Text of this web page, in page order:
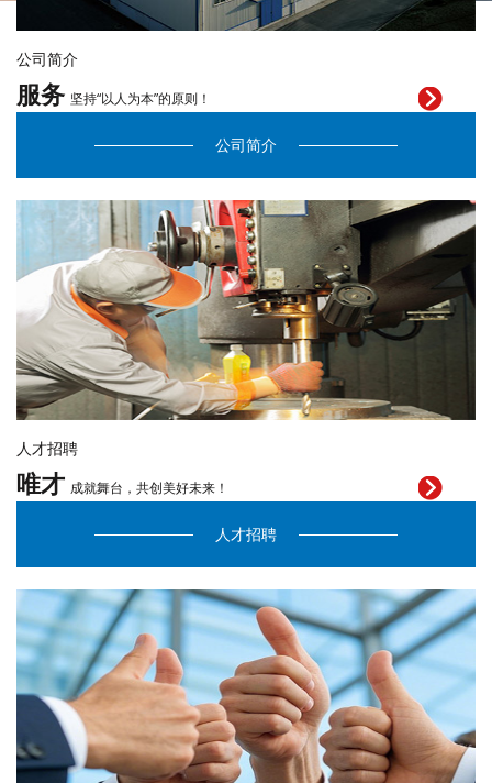
公司简介
服务 坚持“以人为本”的原则！
公司简介
人才招聘
唯才 成就舞台，共创美好未来！
人才招聘